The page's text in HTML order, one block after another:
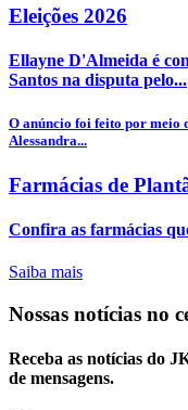
Eleições 2026
Ellayne D'Almeida é
Santos na disputa pelo...
O anúncio foi feito por meio
Alessandra...
Farmácias de
Confira as farmácias
Saiba mais
Nossas notícias no
Receba as notícias do
de mensagens.